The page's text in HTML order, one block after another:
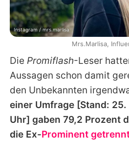
Die Promiflash-Leser
Aussagen schon damit
den Unbekannten
einer Umfrage [Stand:
Uhr] gaben 79,2 Prozent
die Ex-Prominent
Instagram / mrs.marlisa
Mrs.Marlisa,